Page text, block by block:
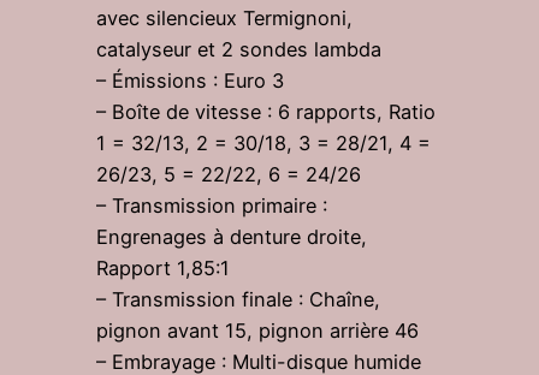
avec silencieux Termignoni,
catalyseur et 2 sondes lambda
– Émissions : Euro 3
– Boîte de vitesse : 6 rapports, Ratio
1 = 32/13, 2 = 30/18, 3 = 28/21, 4 =
26/23, 5 = 22/22, 6 = 24/26
– Transmission primaire :
Engrenages à denture droite,
Rapport 1,85:1
– Transmission finale : Chaîne,
pignon avant 15, pignon arrière 46
– Embrayage : Multi-disque humide